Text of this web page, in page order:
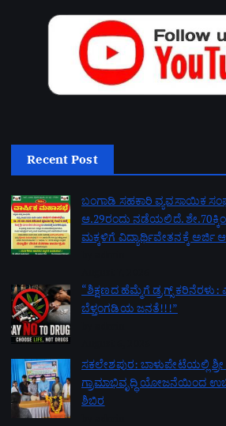
Recent Post
ಬಂಗಾಡಿ ಸಹಕಾರಿ ವ್ಯವಸಾಯಿಕ
ಆ.29ರಂದು ನಡೆಯಲಿದೆ.
ಮಕ್ಕಳಿಗೆ ವಿದ್ಯಾರ್ಥಿವೇತನಕ್ಕೆ ಅರ್ಜಿ
“ಶಿಕ್ಷಣದ ಹೆಮ್ಮೆಗೆ ಡ್ರಗ್ಸ್ ಕರಿನೆರಳು:
ಬೆಳ್ತಂಗಡಿಯ ಜನತೆ!!!”
ಸಕಲೇಶಪುರ: ಬಾಳುಪೇಟೆಯಲ್ಲಿ ಶ್ರೀ
ಗ್ರಾಮಾಭಿವೃದ್ಧಿ ಯೋಜನೆಯಿಂದ
ಶಿಬಿರ